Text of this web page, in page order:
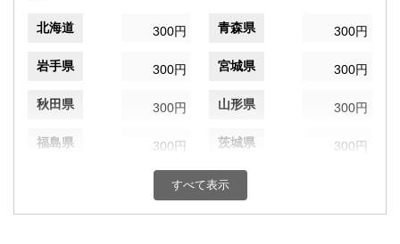
北海道 300円 青森県 300円
岩手県 300円 宮城県 300円
秋田県 300円 山形県 300円
福島県 300円 茨城県 300円
300円 群馬県
埼玉県 千葉県
すべて表示